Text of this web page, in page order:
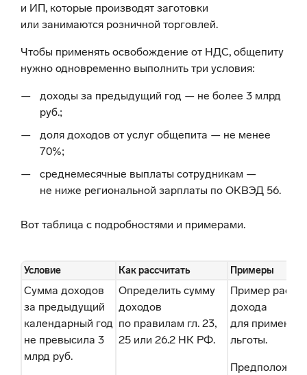
и ИП, которые производят заготовки
или занимаются розничной торговлей.
Чтобы применять освобождение от НДС, общепиту
нужно одновременно выполнить три условия:
доходы за предыдущий год — не более 3 млрд
руб.;
доля доходов от услуг общепита — не менее
70%;
среднемесячные выплаты сотрудникам —
не ниже региональной зарплаты по ОКВЭД 56.
Вот таблица с подробностями и примерами.
Условие Как рассчитать Примеры
Сумма доходов
за предыдущий
календарный год
не превысила 3
млрд руб.
Определить сумму
доходов
по правилам гл. 23,
25 или 26.2 НК РФ.
Пример
дохода
для
льготы.
Предположим,